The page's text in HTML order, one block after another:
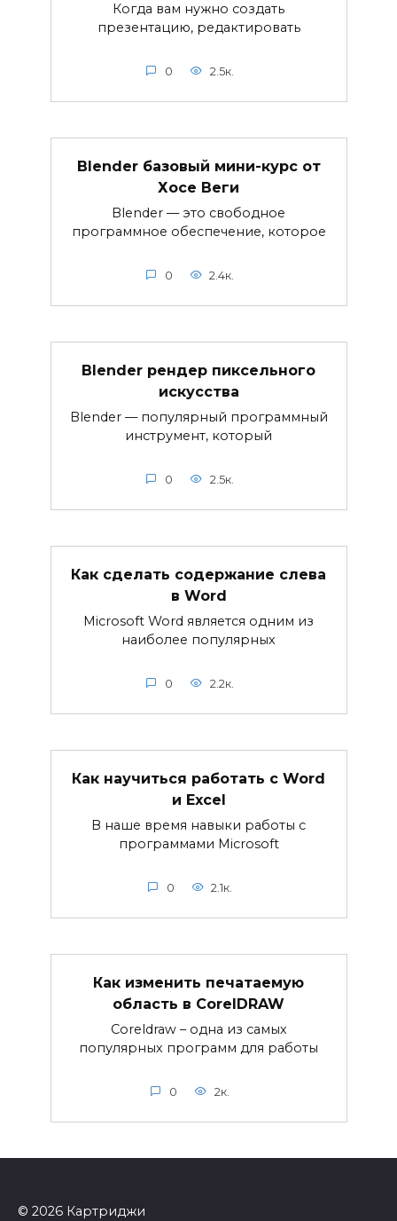
Когда вам нужно создать
презентацию, редактировать
0 2.5к.
Blender базовый мини-курс от
Хосе Веги
Blender — это свободное
программное обеспечение, которое
0 2.4к.
Blender рендер пиксельного
искусства
Blender — популярный программный
инструмент, который
0 2.5к.
Как сделать содержание слева
в Word
Microsoft Word является одним из
наиболее популярных
0 2.2к.
Как научиться работать с Word
и Excel
В наше время навыки работы с
программами Microsoft
0 2.1к.
Как изменить печатаемую
область в CorelDRAW
Coreldraw – одна из самых
популярных программ для работы
0 2к.
© 2026 Картриджи